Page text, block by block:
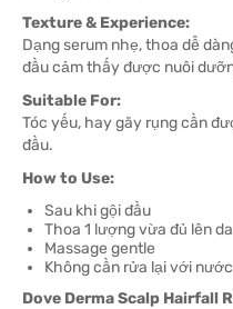
Texture & Experience:
Dạng serum nhẹ, thoa dễ
đầu cảm thấy được nuôi
Suitable For:
Tóc yếu, hay gãy rụng cần
đầu.
How to Use:
Sau khi gội đầu
Thoa 1 lượng vừa đủ lên
Massage gentle
Không cần rửa lại với nước
Dove Derma Scalp Hairfall